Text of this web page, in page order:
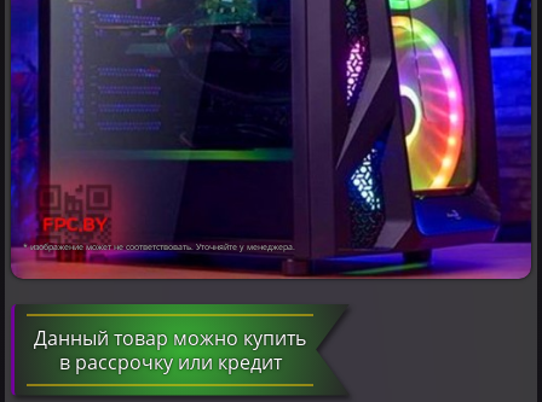
* изображение может не соответствовать. Уточняйте у менеджера.
Данный товар можно купить
в рассрочку или кредит